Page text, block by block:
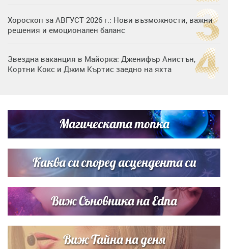
Хороскоп за АВГУСТ 2026 г.: Нови възможности, важни
решения и емоционален баланс
Звездна ваканция в Майорка: Дженифър Анистън,
Кортни Кокс и Джим Къртис заедно на яхта
Братя Аргирови я изненадаха с песен
Списъкът е ясен: Джей Ло и Риана във ВИП гостите на
сватбата на Роналдо
Магическата топка
Каква си според асцендента си
Виж Съновника на Edna
Виж Тайна на деня